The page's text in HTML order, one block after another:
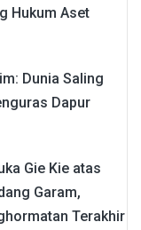
Hukum Aset
Dunia Saling
Dapur
Gie Kie atas
Garam,
Terakhir